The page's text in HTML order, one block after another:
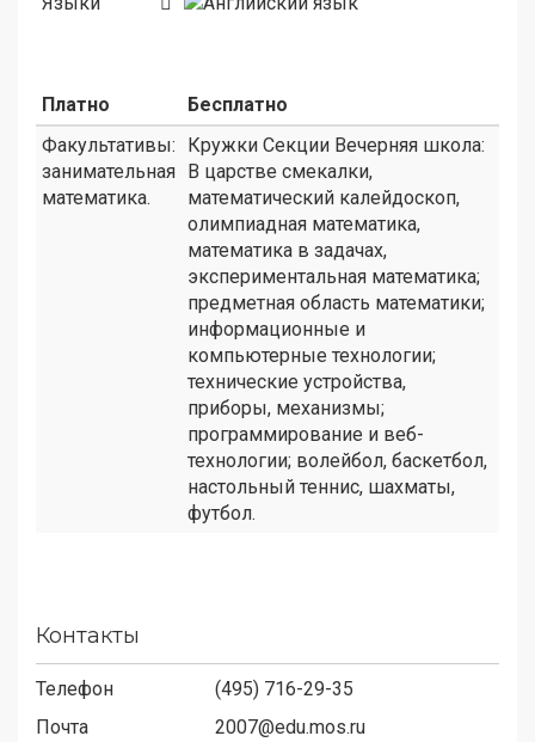
Платно
Бесплатно
Факультативы:
занимательная
математика.
Кружки Секции Вечерняя школа:
В царстве смекалки,
математический калейдоскоп,
олимпиадная математика,
математика в задачах,
экспериментальная математика;
предметная область математики;
информационные и
компьютерные технологии;
технические устройства,
приборы, механизмы;
программирование и веб-
технологии; волейбол, баскетбол,
настольный теннис, шахматы,
футбол.
Контакты
Телефон
(495) 716-29-35
Почта
2007@edu.mos.ru